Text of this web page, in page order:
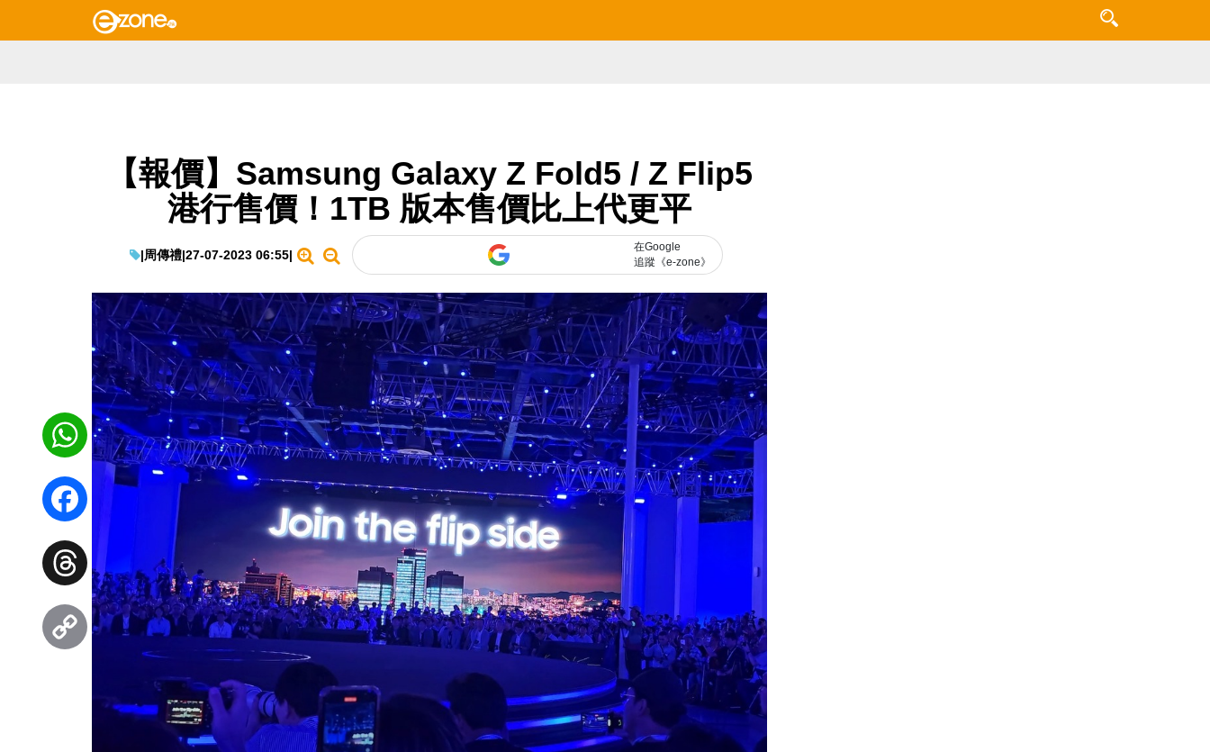
【報價】Samsung Galaxy Z Fold5 / Z Flip5
港行售價！1TB 版本售價比上代更平
|周傳禮|27-07-2023 06:55|
在Google
追蹤《e-zone》
WhatsApp
Facebook
Threads